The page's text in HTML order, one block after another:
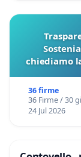
chiediamo
36 firme
36 Firme / 30
24 Jul 2026